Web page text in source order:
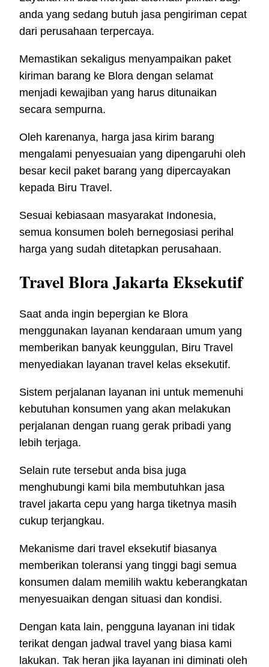
anda yang sedang butuh jasa pengiriman cepat
dari perusahaan terpercaya.
Memastikan sekaligus menyampaikan paket
kiriman barang ke Blora dengan selamat
menjadi kewajiban yang harus ditunaikan
secara sempurna.
Oleh karenanya, harga jasa kirim barang
mengalami penyesuaian yang dipengaruhi oleh
besar kecil paket barang yang dipercayakan
kepada Biru Travel.
Sesuai kebiasaan masyarakat Indonesia,
semua konsumen boleh bernegosiasi perihal
harga yang sudah ditetapkan perusahaan.
Travel Blora Jakarta Eksekutif
Saat anda ingin bepergian ke Blora
menggunakan layanan kendaraan umum yang
memberikan banyak keunggulan, Biru Travel
menyediakan layanan travel kelas eksekutif.
Sistem perjalanan layanan ini untuk memenuhi
kebutuhan konsumen yang akan melakukan
perjalanan dengan ruang gerak pribadi yang
lebih terjaga.
Selain rute tersebut anda bisa juga
menghubungi kami bila membutuhkan jasa
travel jakarta cepu yang harga tiketnya masih
cukup terjangkau.
Mekanisme dari travel eksekutif biasanya
memberikan toleransi yang tinggi bagi semua
konsumen dalam memilih waktu keberangkatan
menyesuaikan dengan situasi dan kondisi.
Dengan kata lain, pengguna layanan ini tidak
terikat dengan jadwal travel yang biasa kami
lakukan. Tak heran jika layanan ini diminati oleh